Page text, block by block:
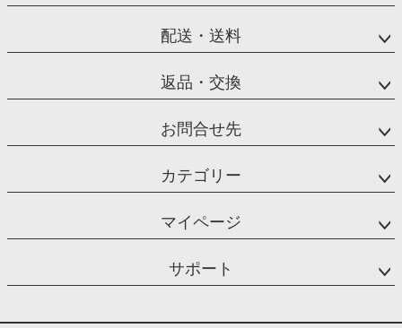
配送・送料
返品・交換
お問合せ先
カテゴリー
マイページ
サポート